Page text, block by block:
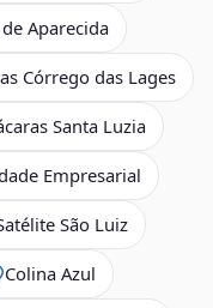
Aparecida
Córrego das Lages
Santa Luzia
Empresarial
São Luiz
Colina Azul